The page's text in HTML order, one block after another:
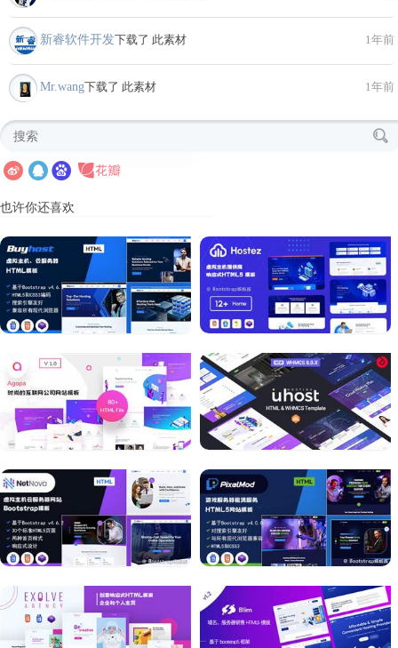
新睿软件开发下载了 此素材 1年前
Mr.wang下载了 此素材 1年前
也许你还喜欢